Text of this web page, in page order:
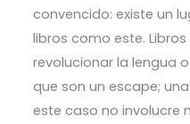
convencido: existe un
libros como este.
revolucionar la lengua
que son un escape;
este caso no involucre